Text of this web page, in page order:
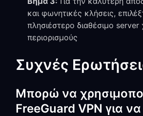
και φωνητικές κλήσεις,
πλησιέστερο διαθέσιμο server
περιορισμούς
Συχνές
Μπορώ να
FreeGuard VPN για